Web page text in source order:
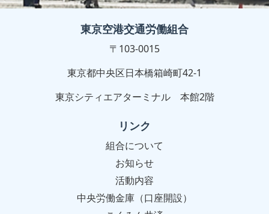
東京空港交通労働組合
〒103-0015
東京都中央区日本橋箱崎町42-1
東京シティエアターミナル 本館2階
リンク
組合について
お知らせ
活動内容
中央労働金庫（口座開設）